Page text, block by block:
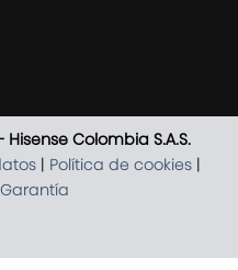
Hisense Colombia S.A.S.
| Política de cookies |